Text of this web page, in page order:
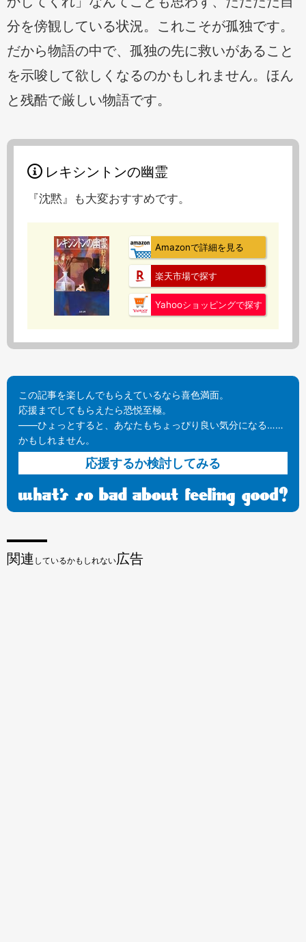
分を傍観している状況。これこそが孤独です。
だから物語の中で、孤独の先に救いがあること
を示唆して欲しくなるのかもしれません。ほん
と残酷で厳しい物語です。
レキシントンの幽霊
『沈黙』も大変おすすめです。
Amazonで詳細を見る
楽天市場で探す
Yahooショッピングで探す
この記事を楽しんでもらえているなら喜色満面。
応援までしてもらえたら恐悦至極。
——ひょっとすると、あなたもちょっぴり良い気分になる……
かもしれません。
応援するか検討してみる
関連 しているかもしれない広告